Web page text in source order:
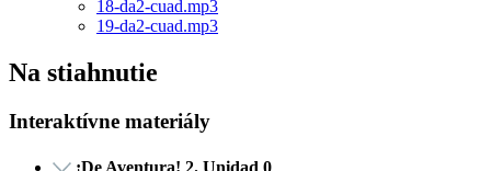
18-da2-cuad.mp3
19-da2-cuad.mp3
Na stiahnutie
Interaktívne materiály
¡De Aventura! 2. Unidad 0